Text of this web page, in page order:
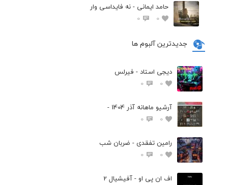
حامد ایمانی - نه فایداسی وار
0
0
جدیدترین آلبوم ها
دیجی استاد - فیرلس
0
0
آرشیو ماهانه آذر 1404 -
0
0
رامین تفقدی - ضربان شب
0
0
اف ان پی او - آفیشیال 2